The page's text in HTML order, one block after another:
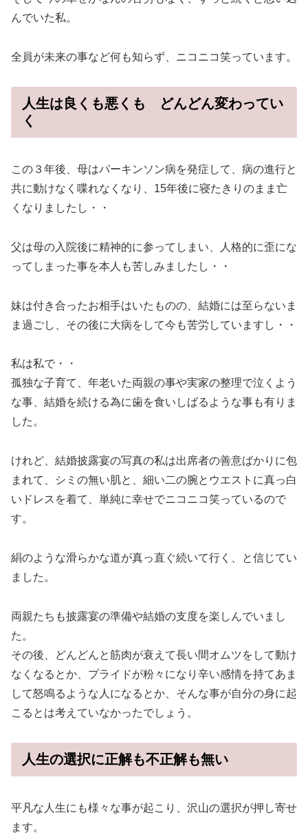
んでいた私。
全員が未来の事など何も知らず、ニコニコ笑っています。
人生は良くも悪くも どんどん変わってい
く
この３年後、母はパーキンソン病を発症して、病の進行と
共に動けなく喋れなくなり、15年後に寝たきりのまま亡
くなりましたし・・
父は母の入院後に精神的に参ってしまい、人格的に歪にな
ってしまった事を本人も苦しみましたし・・
妹は付き合ったお相手はいたものの、結婚には至らないま
ま過ごし、その後に大病をして今も苦労していますし・・
私は私で・・
孤独な子育て、年老いた両親の事や実家の整理で泣くよう
な事、結婚を続ける為に歯を食いしばるような事も有りま
した。
けれど、結婚披露宴の写真の私は出席者の善意ばかりに包
まれて、シミの無い肌と、細い二の腕とウエストに真っ白
いドレスを着て、単純に幸せでニコニコ笑っているので
す。
絹のような滑らかな道が真っ直ぐ続いて行く、と信じてい
ました。
両親たちも披露宴の準備や結婚の支度を楽しんでいまし
た。
その後、どんどんと筋肉が衰えて長い間オムツをして動け
なくなるとか、プライドが粉々になり辛い感情を持てあま
して怒鳴るような人になるとか、そんな事が自分の身に起
こるとは考えていなかったでしょう。
人生の選択に正解も不正解も無い
平凡な人生にも様々な事が起こり、沢山の選択が押し寄せ
ます。